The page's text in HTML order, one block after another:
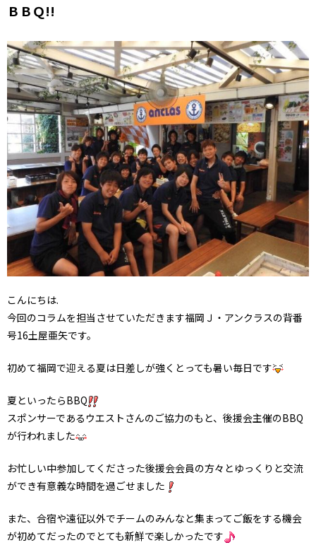
ＢＢＱ!!
こんにちは.
今回のコラムを担当させていただきます福岡Ｊ・アンクラスの背番
号16土屋亜矢です。
初めて福岡で迎える夏は日差しが強くとっても暑い毎日です
夏といったらBBQ
スポンサーであるウエストさんのご協力のもと、後援会主催のBBQ
が行われました
お忙しい中参加してくださった後援会会員の方々とゆっくりと交流
ができ有意義な時間を過ごせました
また、合宿や遠征以外でチームのみんなと集まってご飯をする機会
が初めてだったのでとても新鮮で楽しかったです